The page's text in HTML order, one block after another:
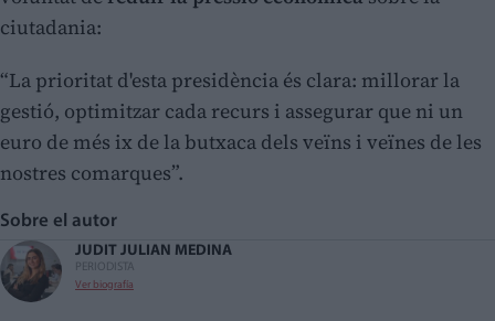
ciutadania:
“La prioritat d'esta presidència és clara: millorar la
gestió, optimitzar cada recurs i assegurar que ni un
euro de més ix de la butxaca dels veïns i veïnes de les
nostres comarques”.
Sobre el autor
JUDIT JULIAN MEDINA
PERIODISTA
Ver biografía